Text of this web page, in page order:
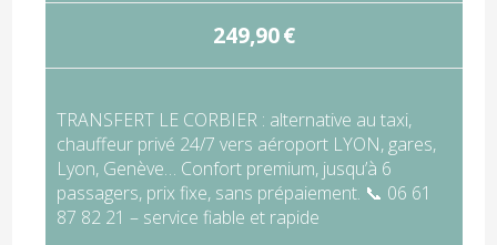
249,90€
TRANSFERT LE CORBIER : alternative au taxi,
chauffeur privé 24/7 vers aéroport LYON, gares,
Lyon, Genève… Confort premium, jusqu’à 6
passagers, prix fixe, sans prépaiement. 📞 06 61
87 82 21 – service fiable et rapide